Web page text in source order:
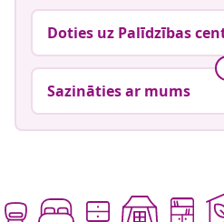
Doties uz Palīdzības
Sazināties ar mums